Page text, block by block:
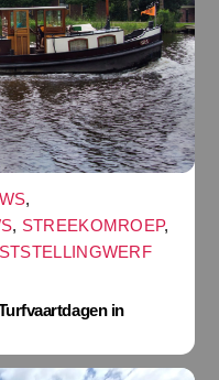
,
, STREEKOMROEP,
in